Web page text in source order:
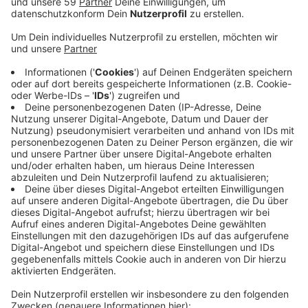
Anzeige
Das Geld stammt aus einem speziellen Fördertopf.
Geld, das dringend benötigt werde, heißt es von den
meisten Tafeln im Kreis. "Wir sterben an den
Energiekosten", so die Vorsitzende der Dormagener
Tafel. Vor allem die Kosten für den Sprit seien enorm
gestiegen. Denn weil die Spendenbereitschaft
zurückgegangen sei, seien jetzt auch die Wege weiter.
Laut den meisten Tafeln im Kreis kommen gleichzeitig
aber immer mehr Kunden. In Rommerskirchen hat sich
die Kundenzahl seit Jahresbeginn beispielsweise
verdoppelt. Viele Tafeln befürchten, dass sich die
Situation Anfang des Jahres verschärft. Deswegen
hilft" hingegen, will diese Förderung nicht beantragen.